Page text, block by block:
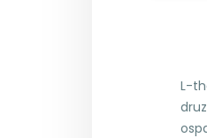
L-